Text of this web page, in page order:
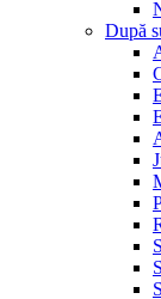
După